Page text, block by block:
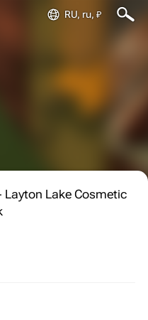
RU, ru, ₽
Layton Lake Cosmetic